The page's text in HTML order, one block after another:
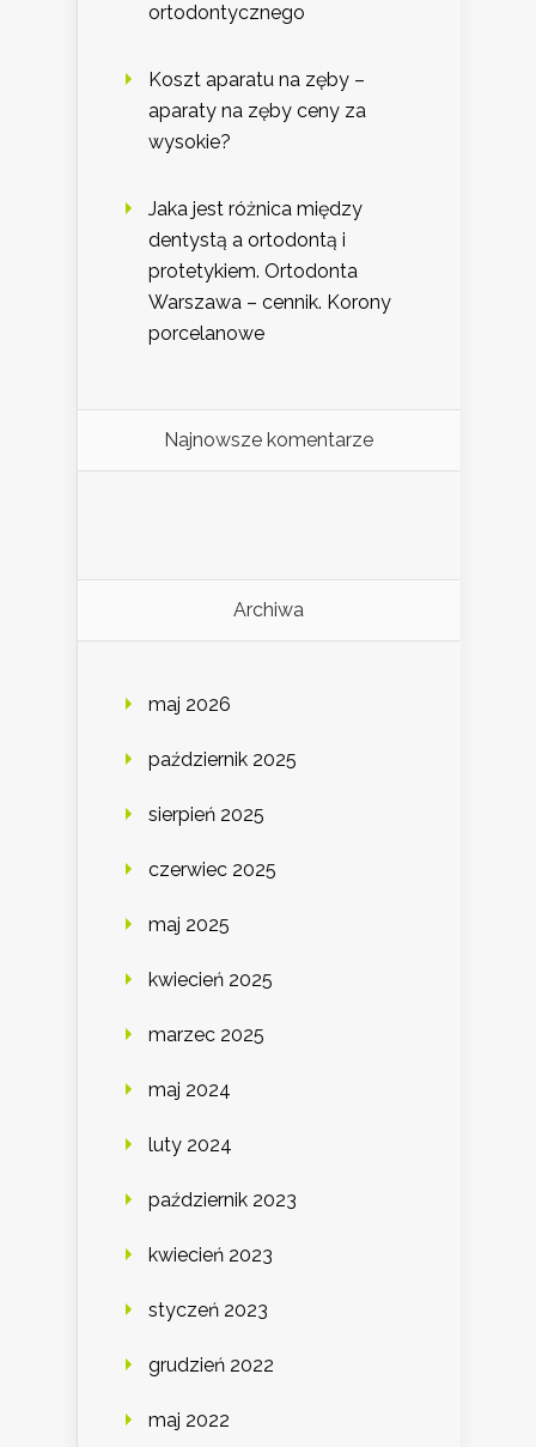
ortodontycznego
Koszt aparatu na zęby –
aparaty na zęby ceny za
wysokie?
Jaka jest różnica między
dentystą a ortodontą i
protetykiem. Ortodonta
Warszawa – cennik. Korony
porcelanowe
Najnowsze komentarze
Archiwa
maj 2026
październik 2025
sierpień 2025
czerwiec 2025
maj 2025
kwiecień 2025
marzec 2025
maj 2024
luty 2024
październik 2023
kwiecień 2023
styczeń 2023
grudzień 2022
maj 2022